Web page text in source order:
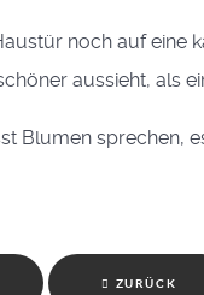
noch auf eine
aussieht, als
Blumen sprechen,
ZURÜCK